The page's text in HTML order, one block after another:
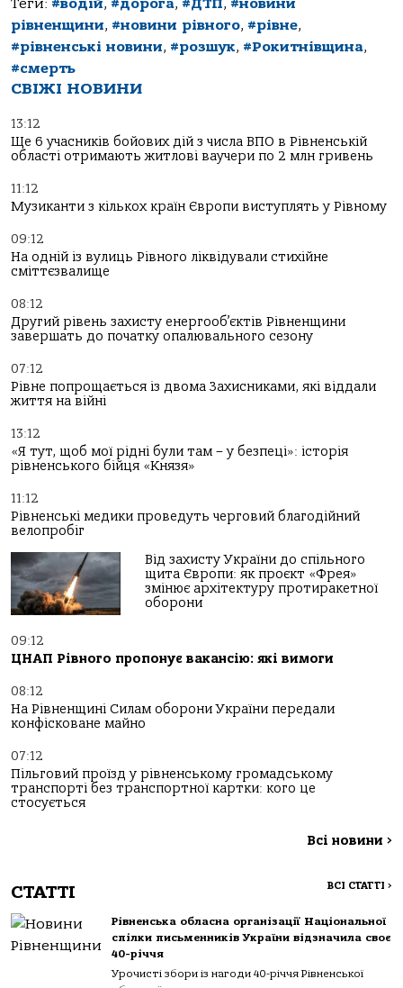
Теги: #водій, #дорога, #ДТП, #новини
рівненщини, #новини рівного, #рівне,
#рівненські новини, #розшук, #Рокитнівщина,
#смерть
СВІЖІ НОВИНИ
13:12
Ще 6 учасників бойових дій з числа ВПО в Рівненській
області отримають житлові ваучери по 2 млн гривень
11:12
Музиканти з кількох країн Європи виступлять у Рівному
09:12
На одній із вулиць Рівного ліквідували стихійне
сміттєзвалище
08:12
Другий рівень захисту енергооб’єктів Рівненщини
завершать до початку опалювального сезону
07:12
Рівне попрощається із двома Захисниками, які віддали
життя на війні
13:12
«Я тут, щоб мої рідні були там – у безпеці»: історія
рівненського бійця «Князя»
11:12
Рівненські медики проведуть черговий благодійний
велопробіг
Від захисту України до спільного
щита Європи: як проєкт «Фрея»
змінює архітектуру протиракетної
оборони
09:12
ЦНАП Рівного пропонує вакансію: які вимоги
08:12
На Рівненщині Силам оборони України передали
конфісковане майно
07:12
Пільговий проїзд у рівненському громадському
транспорті без транспортної картки: кого це
стосується
Всі новини >
СТАТТІ ВСІ СТАТТІ >
Рівненська обласна організації Національної
спілки письменників України відзначила своє
40-річчя
Урочисті збори із нагоди 40-річчя Рівненської